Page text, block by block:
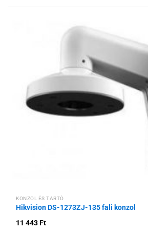
KONZOL ÉS TARTÓ
Hikvision DS-1273ZJ-135 fali konzol
11 443Ft